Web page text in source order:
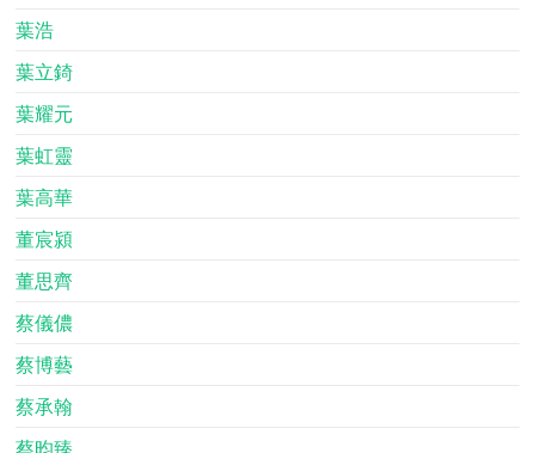
葉浩
葉立錡
葉耀元
葉虹靈
葉高華
董宸潁
董思齊
蔡儀儂
蔡博藝
蔡承翰
蔡昀臻